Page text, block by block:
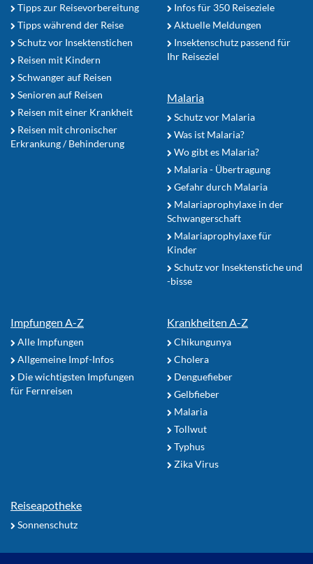
Tipps zur Reisevorbereitung
Tipps während der Reise
Schutz vor Insektenstichen
Reisen mit Kindern
Schwanger auf Reisen
Senioren auf Reisen
Reisen mit einer Krankheit
Reisen mit chronischer
Erkrankung / Behinderung
Infos für 350 Reiseziele
Aktuelle Meldungen
Insektenschutz passend für
Ihr Reiseziel
Malaria
Schutz vor Malaria
Was ist Malaria?
Wo gibt es Malaria?
Malaria - Übertragung
Gefahr durch Malaria
Malariaprophylaxe in der
Schwangerschaft
Malariaprophylaxe für
Kinder
Schutz vor Insektenstiche und
-bisse
Impfungen A-Z
Alle Impfungen
Allgemeine Impf-Infos
Die wichtigsten Impfungen
für Fernreisen
Krankheiten A-Z
Chikungunya
Cholera
Denguefieber
Gelbfieber
Malaria
Tollwut
Typhus
Zika Virus
Reiseapotheke
Sonnenschutz